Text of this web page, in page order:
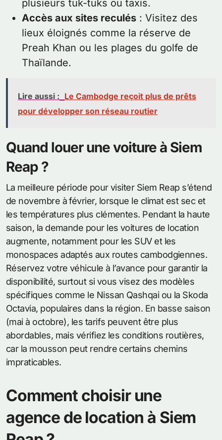
plusieurs tuk-tuks ou taxis.
Accès aux sites reculés : Visitez des
lieux éloignés comme la réserve de
Preah Khan ou les plages du golfe de
Thaïlande.
Lire aussi : Le Cambodge reçoit plus de prêts
pour développer son réseau routier
Quand louer une voiture à Siem
Reap ?
La meilleure période pour visiter Siem Reap s’étend
de novembre à février, lorsque le climat est sec et
les températures plus clémentes. Pendant la haute
saison, la demande pour les voitures de location
augmente, notamment pour les SUV et les
monospaces adaptés aux routes cambodgiennes.
Réservez votre véhicule à l’avance pour garantir la
disponibilité, surtout si vous visez des modèles
spécifiques comme le Nissan Qashqai ou la Skoda
Octavia, populaires dans la région. En basse saison
(mai à octobre), les tarifs peuvent être plus
abordables, mais vérifiez les conditions routières,
car la mousson peut rendre certains chemins
impraticables.
Comment choisir une
agence de location à Siem